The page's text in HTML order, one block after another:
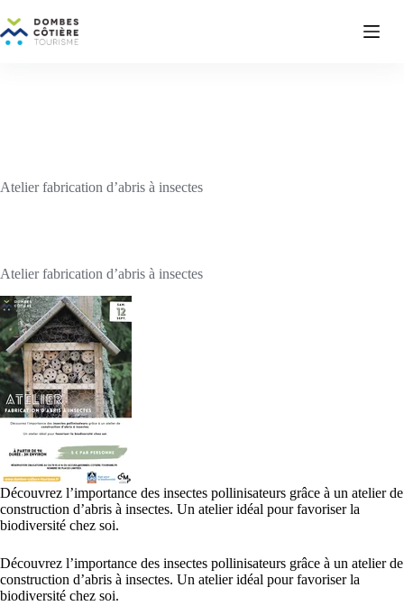
au
contenu
Atelier fabrication d’abris à insectes
Atelier fabrication d’abris à insectes
Découvrez l’importance des insectes pollinisateurs grâce à un atelier de
construction d’abris à insectes. Un atelier idéal pour favoriser la
biodiversité chez soi.
Découvrez l’importance des insectes pollinisateurs grâce à un atelier de
construction d’abris à insectes. Un atelier idéal pour favoriser la
biodiversité chez soi.